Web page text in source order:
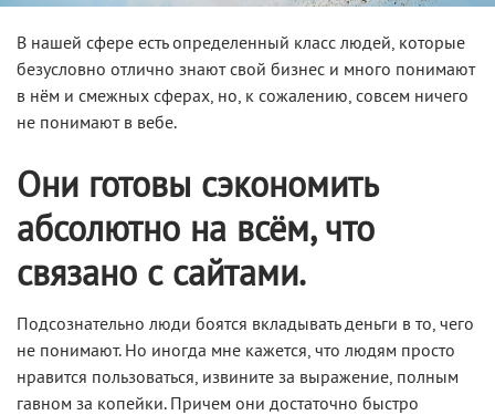
В нашей сфере есть определенный класс людей, которые
безусловно отлично знают свой бизнес и много понимают
в нём и смежных сферах, но, к сожалению, совсем ничего
не понимают в вебе.
Они готовы сэкономить
абсолютно на всём, что
связано с сайтами.
Подсознательно люди боятся вкладывать деньги в то, чего
не понимают. Но иногда мне кажется, что людям просто
нравится пользоваться, извините за выражение, полным
гавном за копейки. Причем они достаточно быстро